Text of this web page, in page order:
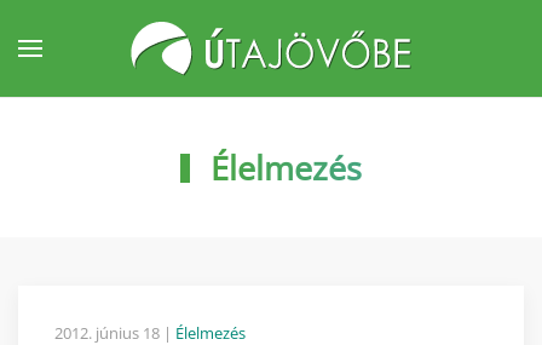
Fő tartalom átugrása
Élelmezés
2012. június 18 | Élelmezés